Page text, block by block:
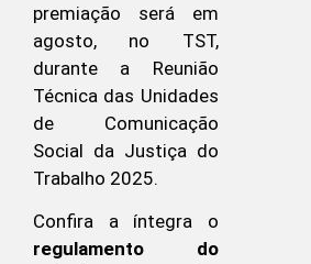
premiação será em
agosto, no TST,
durante a Reunião
Técnica das Unidades
de Comunicação
Social da Justiça do
Trabalho 2025.
Confira a íntegra o
regulamento do